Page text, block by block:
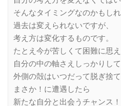
そんなタイミングなのかもしれ
過去は変えられないですが、
考え方は変化するものです。
たとえ今が苦しくて困難に思
自分の中の軸さえしっかりし
外側の殻はいつだって脱ぎ捨
まさか！に遭遇したら
新たな自分と出会うチャンス！